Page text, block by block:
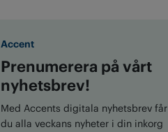
Accent
Prenumerera på vårt
nyhetsbrev!
Med Accents digitala nyhetsbrev får
du alla veckans nyheter i din inkorg